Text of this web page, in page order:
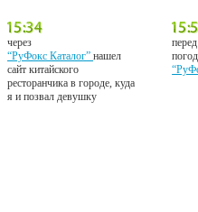
через
“РуФокс Каталог”нашел
сайт китайского
ресторанчика в городе, куда
я и позвал девушку